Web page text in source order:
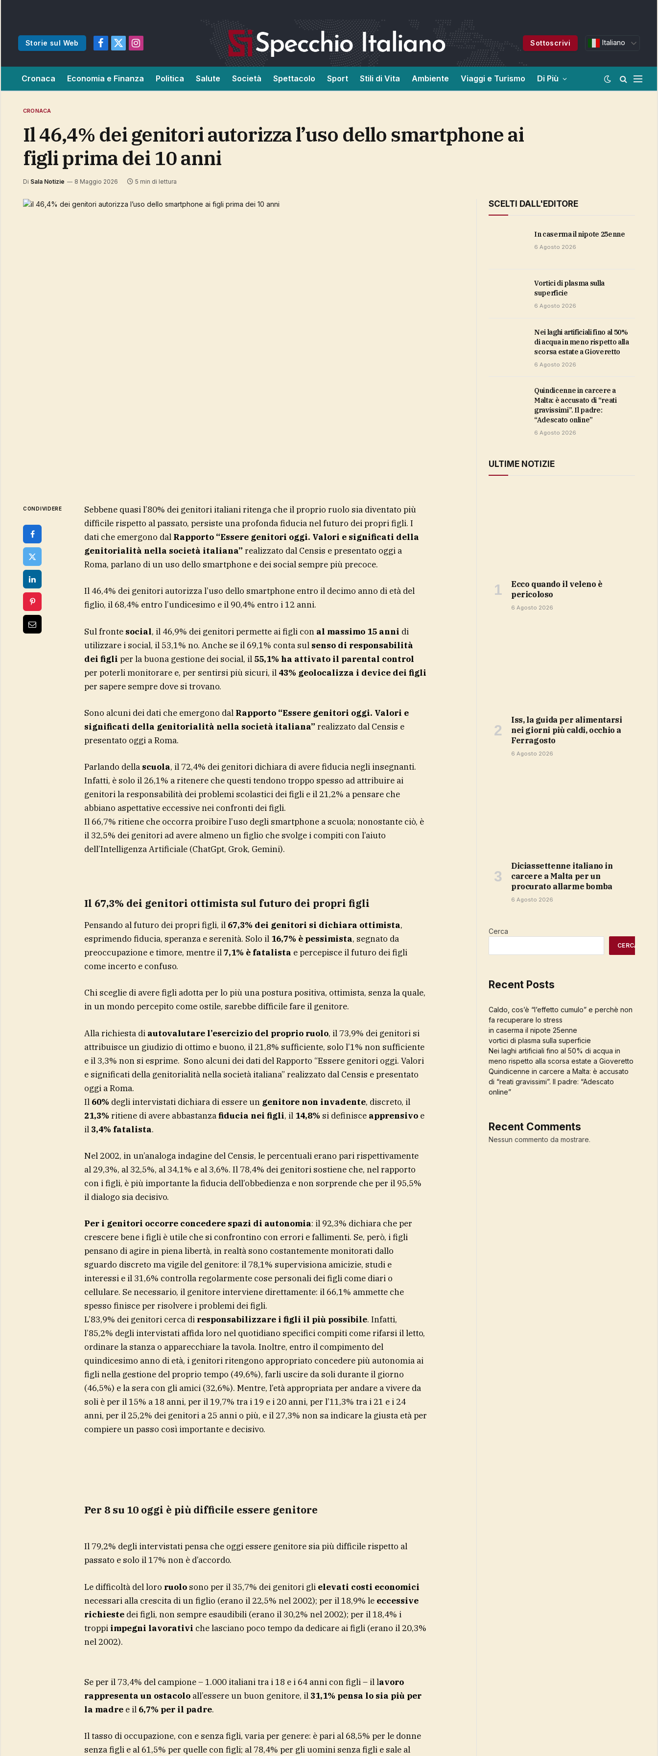
Storie sul Web
Facebook
X
Instagram
Sottoscrivi Italiano
Cronaca Economia e Finanza Politica Salute Società Spettacolo Sport Stili di Vita Ambiente Viaggi e Turismo Di Più
CRONACA
il 46,4% dei genitori autorizza l’uso dello smartphone ai
figli prima dei 10 anni
Di Sala Notizie 8 Maggio 2026 5 min di lettura
CONDIVIDERE
Sebbene quasi l’80% dei genitori italiani ritenga che il proprio ruolo sia diventato più
difficile rispetto al passato, persiste una profonda fiducia nel futuro dei propri figli. I
dati che emergono dal Rapporto “Essere genitori oggi. Valori e significati della
genitorialità nella società italiana” realizzato dal Censis e presentato oggi a
Roma, parlano di un uso dello smartphone e dei social sempre più precoce.
Il 46,4% dei genitori autorizza l’uso dello smartphone entro il decimo anno di età del
figlio, il 68,4% entro l’undicesimo e il 90,4% entro i 12 anni.
Sul frontesocial, il 46,9% dei genitori permette ai figli con al massimo 15 anni di
utilizzare i social, il 53,1% no. Anche se il 69,1% conta sulsenso di responsabilità
dei figli per la buona gestione dei social, il 55,1% ha attivato il parental control
per poterli monitorare e, per sentirsi più sicuri, il 43% geolocalizza i device dei figli
per sapere sempre dove si trovano.
Sono alcuni dei dati che emergono dal Rapporto “Essere genitori oggi. Valori e
significati della genitorialità nella società italiana” realizzato dal Censis e
presentato oggi a Roma.
Parlando della scuola, il 72,4% dei genitori dichiara di avere fiducia negli insegnanti.
Infatti, è solo il 26,1% a ritenere che questi tendono troppo spesso ad attribuire ai
genitori la responsabilità dei problemi scolastici dei figli e il 21,2% a pensare che
abbiano aspettative eccessive nei confronti dei figli.
Il 66,7% ritiene che occorra proibire l’uso degli smartphone a scuola; nonostante ciò, è
il 32,5% dei genitori ad avere almeno un figlio che svolge i compiti con l’aiuto
dell’Intelligenza Artificiale (ChatGpt, Grok, Gemini).
Il 67,3% dei genitori ottimista sul futuro dei propri figli
Pensando al futuro dei propri figli, il 67,3% dei genitori si dichiara ottimista,
esprimendo fiducia, speranza e serenità. Solo il 16,7% è pessimista, segnato da
preoccupazione e timore, mentre il7,1% è fatalista e percepisce il futuro dei figli
come incerto e confuso.
Chi sceglie di avere figli adotta per lo più una postura positiva, ottimista, senza la quale,
in un mondo percepito come ostile, sarebbe difficile fare il genitore.
Alla richiesta di autovalutare l’esercizio del proprio ruolo, il 73,9% dei genitori si
attribuisce un giudizio di ottimo e buono, il 21,8% sufficiente, solo l’1% non sufficiente
e il 3,3% non si esprime. Sono alcuni dei dati del Rapporto “Essere genitori oggi. Valori
e significati della genitorialità nella società italiana” realizzato dal Censis e presentato
oggi a Roma.
Il 60% degli intervistati dichiara di essere un genitore non invadente, discreto, il
21,3% ritiene di avere abbastanzafiducia nei figli, il 14,8% si definisce apprensivoe
il 3,4% fatalista.
Nel 2002, in un’analoga indagine del Censis, le percentuali erano pari rispettivamente
al 29,3%, al 32,5%, al 34,1% e al 3,6%. Il 78,4% dei genitori sostiene che, nel rapporto
con i figli, è più importante la fiducia dell’obbedienza e non sorprende che per il 95,5%
il dialogo sia decisivo.
Per i genitori occorre concedere spazi di autonomia: il 92,3% dichiara che per
crescere bene i figli è utile che si confrontino con errori e fallimenti. Se, però, i figli
pensano di agire in piena libertà, in realtà sono costantemente monitorati dallo
sguardo discreto ma vigile del genitore: il 78,1% supervisiona amicizie, studi e
interessi e il 31,6% controlla regolarmente cose personali dei figli come diari o
cellulare. Se necessario, il genitore interviene direttamente: il 66,1% ammette che
spesso finisce per risolvere i problemi dei figli.
L’83,9% dei genitori cerca di responsabilizzare i figli il più possibile. Infatti,
l’85,2% degli intervistati affida loro nel quotidiano specifici compiti come rifarsi il letto,
ordinare la stanza o apparecchiare la tavola. Inoltre, entro il compimento del
quindicesimo anno di età, i genitori ritengono appropriato concedere più autonomia ai
figli nella gestione del proprio tempo (49,6%), farli uscire da soli durante il giorno
(46,5%) e la sera con gli amici (32,6%). Mentre, l’età appropriata per andare a vivere da
soli è per il 15% a 18 anni, per il 19,7% tra i 19 e i 20 anni, per l’11,3% tra i 21 e i 24
anni, per il 25,2% dei genitori a 25 anni o più, e il 27,3% non sa indicare la giusta età per
compiere un passo così importante e decisivo.
Per 8 su 10 oggi è più difficile essere genitore
Il 79,2% degli intervistati pensa che oggi essere genitore sia più difficile rispetto al
passato e solo il 17% non è d’accordo.
Le difficoltà del loro ruolosono per il 35,7% dei genitori gli elevati costi economici
necessari alla crescita di un figlio (erano il 22,5% nel 2002); per il 18,9% le eccessive
richieste dei figli, non sempre esaudibili (erano il 30,2% nel 2002); per il 18,4% i
troppiimpegni lavorativi che lasciano poco tempo da dedicare ai figli (erano il 20,3%
nel 2002).
Se per il 73,4% del campione – 1.000 italiani tra i 18 e i 64 anni con figli – il lavoro
rappresenta un ostacoloall’essere un buon genitore, il 31,1% pensa lo sia più per
la madree il 6,7% per il padre.
Il tasso di occupazione, con e senza figli, varia per genere: è pari al 68,5% per le donne
senza figli e al 61,5% per quelle con figli; al 78,4% per gli uomini senza figli e sale al
SCELTI DALL'EDITORE
in caserma il nipote 25enne
6 Agosto 2026
vortici di plasma sulla
superficie
6 Agosto 2026
Nei laghi artificiali fino al 50%
di acqua in meno rispetto alla
scorsa estate a Gioveretto
6 Agosto 2026
Quindicenne in carcere a
Malta: è accusato di “reati
gravissimi”. Il padre:
“Adescato online”
6 Agosto 2026
ULTIME NOTIZIE
ecco quando il veleno è
pericoloso
6 Agosto 2026
Iss, la guida per alimentarsi
nei giorni più caldi, occhio a
Ferragosto
6 Agosto 2026
Diciassettenne italiano in
carcere a Malta per un
procurato allarme bomba
6 Agosto 2026
Cerca
CERCA
Recent Posts
Caldo, cos’è “l’effetto cumulo” e perchè non
fa recuperare lo stress
in caserma il nipote 25enne
vortici di plasma sulla superficie
Nei laghi artificiali fino al 50% di acqua in
meno rispetto alla scorsa estate a Gioveretto
Quindicenne in carcere a Malta: è accusato
di “reati gravissimi”. Il padre: “Adescato
online”
Recent Comments
Nessun commento da mostrare.